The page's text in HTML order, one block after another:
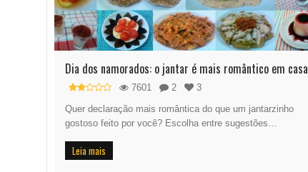
Dia dos namorados: o jantar é mais romântico em casa
7601 2
3
Quer declaração mais romântica do que um jantarzinho
gostoso feito por você? Escolha entre sugestões…
Leia mais